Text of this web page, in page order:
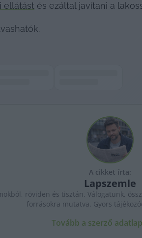
ellátást és ezáltal javítani a
A cikket írta:
Lapszemle
röviden és tisztán. Válogatunk,
forrásokra mutatva. Gyors
Tovább a szerző